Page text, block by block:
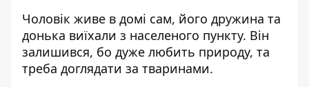
Чоловік живе в домі сам, його дружина та
донька виїхали з населеного пункту. Він
залишився, бо дуже любить природу, та
треба доглядати за тваринами.